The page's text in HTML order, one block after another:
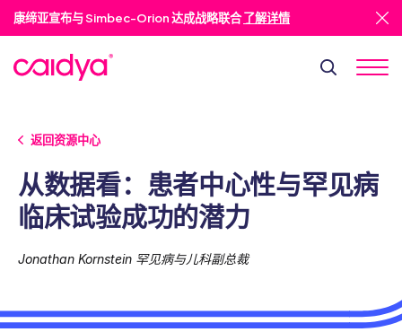
康缔亚宣布与 Simbec-Orion 达成战略联合了解详情
返回资源中心
从数据看：患者中心性与罕见病
临床试验成功的潜力
Jonathan Kornstein 罕见病与儿科副总裁